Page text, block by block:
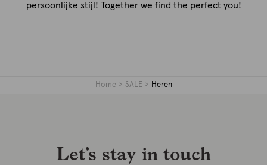
persoonlijke stijl! Together we find the perfect you!
Home SALE Heren
Let’s stay in touch